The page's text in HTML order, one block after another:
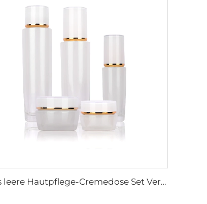
Luxus leere Hautpflege-Cremedose Set Verpackung 120ml 100ml 40ml Glas Kosmetik-Pump-Sprayflasche